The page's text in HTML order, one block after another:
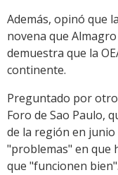
Además, opinó que
novena que
demuestra que la
continente.
Preguntado por
Foro de Sao Paulo,
de la región en junio
"problemas" en que
que "funcionen bien".